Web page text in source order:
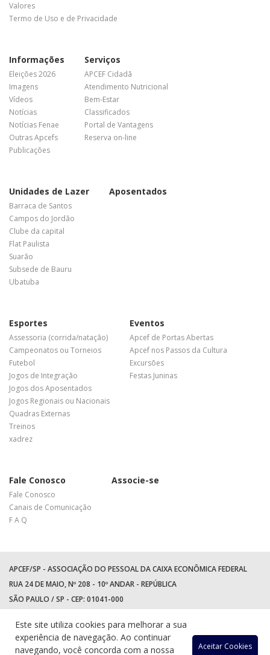
Valores
Termo de Uso e de Privacidade
Informações
Eleições 2026
Imagens
Vídeos
Notícias
Notícias Fenae
Outras Apcefs
Publicações
Serviços
APCEF Cidadã
Atendimento Nutricional
Bem-Estar
Classificados
Portal de Vantagens
Reserva on-line
Unidades de Lazer
Barraca de Santos
Campos do Jordão
Clube da capital
Flat Paulista
Suarão
Subsede de Bauru
Ubatuba
Aposentados
Esportes
Assessoria (corrida/natação)
Campeonatos ou Torneios
Futebol
Jogos de Integração
Jogos dos Aposentados
Jogos Regionais ou Nacionais
Quadras Externas
Treinos
xadrez
Eventos
Apcef de Portas Abertas
Apcef nos Passos da Cultura
Excursões
Festas Juninas
Fale Conosco
Fale Conosco
Canais de Comunicação
F A Q
Associe-se
APCEF/SP - ASSOCIAÇÃO DO PESSOAL DA CAIXA ECONÔMICA FEDERAL
RUA 24 DE MAIO, Nº 208 - 10º ANDAR - REPÚBLICA
SÃO PAULO / SP - CEP: 01041-000
WhatsApp: (11) 94597-5758
Este site utiliza cookies para melhorar a sua
experiência de navegação. Ao continuar
navegando, você concorda com a nossa
Aceitar Cookies